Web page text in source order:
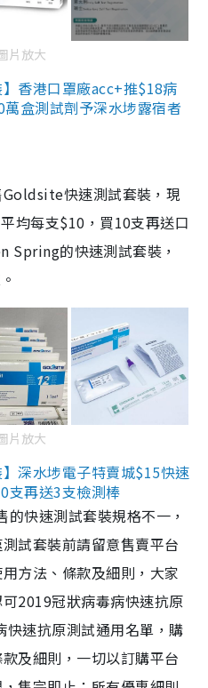
片放大
香港口罩廠acc+推$18病
盒測試劑予深水埗露宿者
快速測試套裝，現
均每支$10，買10支再送口
Spring的快速測試套裝，
片放大
深水埗電子特賣城$15快速
支再送3支檢測棒
快速測試套裝規格不一，
試套裝前請留意售賣平台
方法、條款及細則，大家
2019冠狀病毒病快速抗原
速抗原測試通用名單，購
及細則，一切以訂購平台